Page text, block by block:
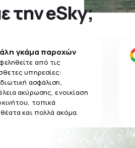
την eSky;
γκάμα παροχών
από τις
υπηρεσίες:
ασφάλιση,
ακύρωσης, ενοικίαση
τοπικά
και πολλά ακόμα.